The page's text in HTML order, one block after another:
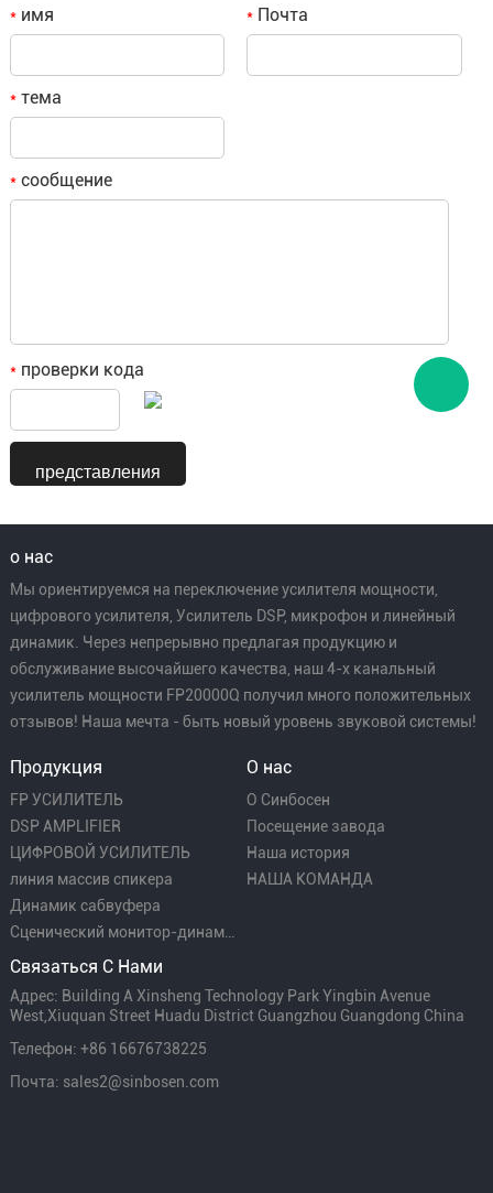
*имя *Почта
*тема
*сообщение
*проверки кода
о нас
Мы ориентируемся на переключение усилителя мощности,
цифрового усилителя, Усилитель DSP, микрофон и линейный
динамик. Через непрерывно предлагая продукцию и
обслуживание высочайшего качества, наш 4-х канальный
усилитель мощности FP20000Q получил много положительных
отзывов! Наша мечта - быть новый уровень звуковой системы!
Продукция
FP УСИЛИТЕЛЬ
DSP AMPLIFIER
ЦИФРОВОЙ УСИЛИТЕЛЬ
линия массив спикера
Динамик сабвуфера
Сценический монитор-динамик
О нас
О Синбосен
Посещение завода
Наша история
НАША КОМАНДА
Связаться С Нами
Адрес: Building A Xinsheng Technology Park Yingbin Avenue
West,Xiuquan Street Huadu District Guangzhou Guangdong China
Телефон: +86 16676738225
Почта: sales2@sinbosen.com